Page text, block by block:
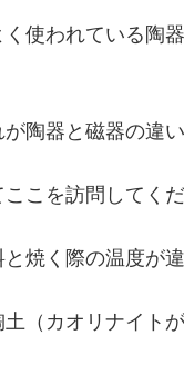
使われている陶
陶器と磁器の違
こを訪問してく
焼く際の温度が
（カオリナイト